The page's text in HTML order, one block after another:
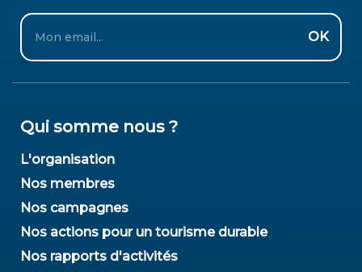
Email
OK
Qui somme nous ?
L'organisation
Nos membres
Nos campagnes
Nos actions pour un tourisme durable
Nos rapports d'activités